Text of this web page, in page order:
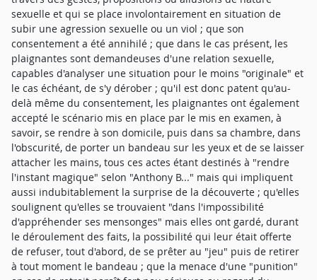
sexuelle et qui se place involontairement en situation de
subir une agression sexuelle ou un viol ; que son
consentement a été annihilé ; que dans le cas présent, les
plaignantes sont demandeuses d'une relation sexuelle,
capables d'analyser une situation pour le moins "originale" et
le cas échéant, de s'y dérober ; qu'il est donc patent qu'au-
delà même du consentement, les plaignantes ont également
accepté le scénario mis en place par le mis en examen, à
savoir, se rendre à son domicile, puis dans sa chambre, dans
l'obscurité, de porter un bandeau sur les yeux et de se laisser
attacher les mains, tous ces actes étant destinés à "rendre
l'instant magique" selon "Anthony B..." mais qui impliquent
aussi indubitablement la surprise de la découverte ; qu'elles
soulignent qu'elles se trouvaient "dans l'impossibilité
d'appréhender ses mensonges" mais elles ont gardé, durant
le déroulement des faits, la possibilité qui leur était offerte
de refuser, tout d'abord, de se prêter au "jeu" puis de retirer
à tout moment le bandeau ; que la menace d'une "punition"